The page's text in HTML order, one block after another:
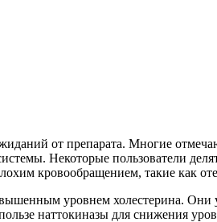
от препарата. Многие
Некоторые пользователи
кровообращением, такие как
уровнем холестерина. Они
наттокиназы для снижения